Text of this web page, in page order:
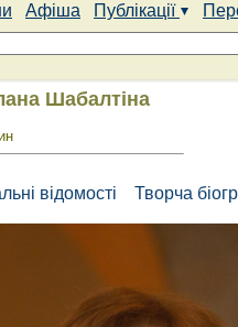
Афіша Публікації
Шабалтіна
відомості Творча